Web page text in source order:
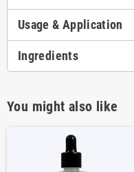
Usage & Application
Ingredients
You might also like